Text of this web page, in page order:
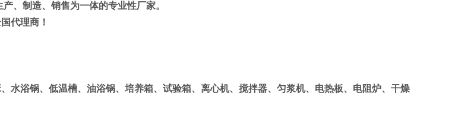
产、制造、销售为一体的专业性厂家。
代理商！
水浴锅、低温槽、油浴锅、培养箱、试验箱、离心机、搅拌器、匀浆机、电热板、电阻炉、干燥